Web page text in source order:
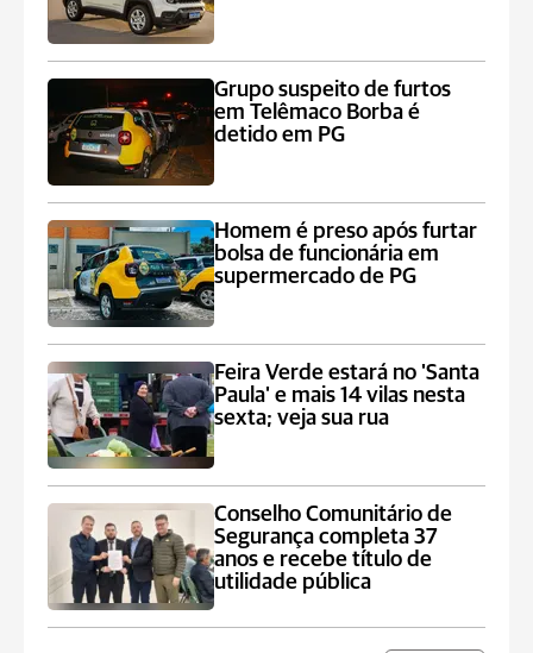
Grupo suspeito de furtos
em Telêmaco Borba é
detido em PG
Homem é preso após furtar
bolsa de funcionária em
supermercado de PG
Feira Verde estará no 'Santa
Paula' e mais 14 vilas nesta
sexta; veja sua rua
Conselho Comunitário de
Segurança completa 37
anos e recebe título de
utilidade pública